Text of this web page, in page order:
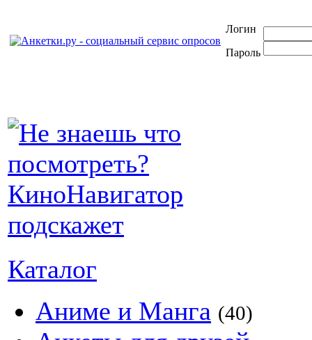
Логин
Пароль
Каталог
Аниме и Манга (40)